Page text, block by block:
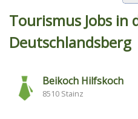
Tourismus Jobs in
Deutschlandsberg
Beikoch Hilfskoch
8510 Stainz